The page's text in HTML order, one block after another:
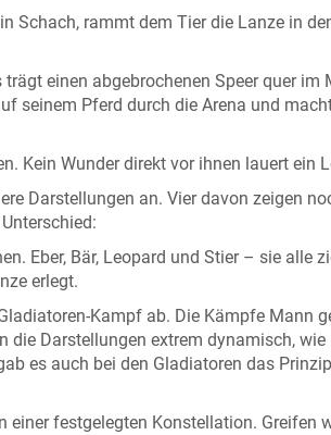
Schach, rammt dem Tier die Lanze in
einen abgebrochenen Speer quer im
seinem Pferd durch die Arena und
Kein Wunder direkt vor ihnen lauert ein
Darstellungen an. Vier davon zeigen
Eber, Bär, Leopard und Stier – sie alle
erlegt.
Kampf ab. Die Kämpfe Mann
die Darstellungen extrem dynamisch, wie
es auch bei den Gladiatoren das
einer festgelegten Konstellation. Greifen